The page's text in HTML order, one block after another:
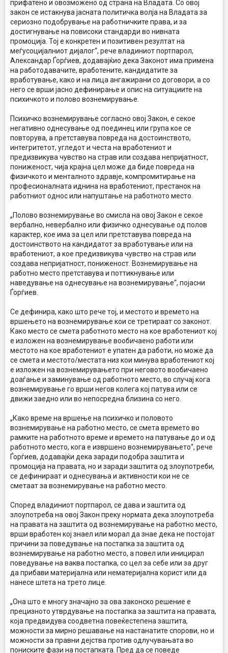
прифатено и овозможено од страна на Владата. Со овој
закон се истакнува јасната политичка волја на Владата за
сериозно подобрување на работничките права, и за
достигнување на повисоки стандарди во нивната
промоција. Тој е конкретен и позитивен резултат на
меѓусоцијалниот дијалог“, рече владиниот портпарол,
Александар Ѓорѓиев, додавајќио дека Законот има примена
на работодавачите, вработените, кандидатите за
вработување, како и на лица ангажирани со договори, а со
него се врши јасно дефинирање и опис на ситуациите на
психичкото и полово вознемирување.
Психичко вознемирување согласно овој Закон, е секое
негативно однесување од поединец или група кое се
повторува, а претставува повреда на достоинството,
интегритетот, угледот и честа на вработениот и
предизвикува чувство на страв или создава непријатност,
пониженост, чија крајна цел може да биде повреда на
физичкото и менталното здравје, компромитирање на
професионалната иднина на вработениот, престанок на
работниот однос или напуштање на работното место.
„Полово вознемирување во смисла на овој Закон е секое
вербално, невербално или физичко однесување од полов
карактер, кое има за цел или претставува повреда на
достоинството на кандидатот за вработување или на
вработениот, а кое предизвикува чувство на страв или
создава непријатност, пониженост. Вознемирување на
работно место претставува и поттикнување или
наведување на однесување на вознемирување“, појасни
Ѓорѓиев.
Се дефинира, како што рече тој, и местото и времето на
вршењето на вознемирување кои се третираат со законот.
Како место се смета работното место на кое вработениот кој
е изложен на вознемирување вообичаено работи или
местото на кое вработениот е упатен да работи, но може да
се смета и местото/местата низ кои минува вработениот кој
е изложен на вознемирувањето при неговото вообичаено
доаѓање и заминување од работното место, во случај кога
вознемирување го врши негов колега кој патува или се
движи заедно или во непосредна близина со него.
„Како време на вршење на психичко и половото
вознемирување на работно место, се смета времето во
рамките на работното време и времето на патување до и од
работното место, кога е извршено вознемирувањето“, рече
Ѓорѓиев, додавајќи дека заради подобра заштита и
промоција на правата, но и заради заштита од злоупотреби,
се дефинираат и однесувања и активности кои не се
сметаат за вознемирување на работно место.
Според владиниот портпарол, се дава и заштита од
злоупотреба на овој Закон преку нормата дека злоупотреба
на правата на заштита од вознемирување на работно место,
врши вработен кој знаел или морал да знае дека не постојат
причини за поведување на постапка за заштита од
вознемирување на работно место, а повел или иницирал
поведување на ваква постапка, со цел за себе или за друг
да прибави материјална или нематеријална корист или да
нанесе штета на трето лице.
„Она што е многу значајно за ова законско решение е
прецизното утврдување на постапка за заштита на правата,
која предвидува соодветна повеќестепена заштита,
можности за мирно решавање на настанатите спорови, но и
можности за правни дејства против одлучувањата во
пониските фази на постапката. Пред да се поведе